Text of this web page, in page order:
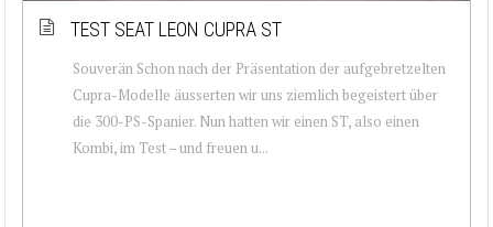
TEST SEAT LEON CUPRA ST
Souverän Schon nach der Präsentation der aufgebretzelten
Cupra-Modelle äusserten wir uns ziemlich begeistert über
die 300-PS-Spanier. Nun hatten wir einen ST, also einen
Kombi, im Test – und freuen u...